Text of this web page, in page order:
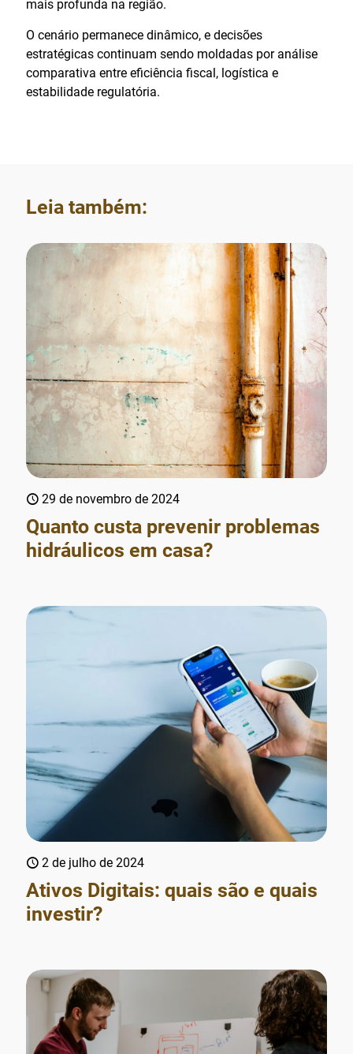
mais profunda na região.
O cenário permanece dinâmico, e decisões
estratégicas continuam sendo moldadas por análise
comparativa entre eficiência fiscal, logística e
estabilidade regulatória.
Leia também:
29 de novembro de 2024
Quanto custa prevenir problemas
hidráulicos em casa?
2 de julho de 2024
Ativos Digitais: quais são e quais
investir?